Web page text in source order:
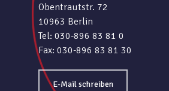
Obentrautstr. 72
10963 Berlin
Tel: 030-896 83 81 0
Fax: 030-896 83 81 30
E-Mail schreiben